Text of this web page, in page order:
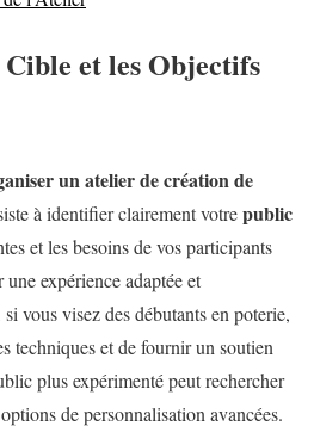
et les Objectifs
un atelier de création de
à identifier clairement votrepublic
et les besoins de vos participants
expérience adaptée et
vous visez des débutants en poterie,
techniques et de fournir un soutien
plus expérimenté peut rechercher
de personnalisation avancées.